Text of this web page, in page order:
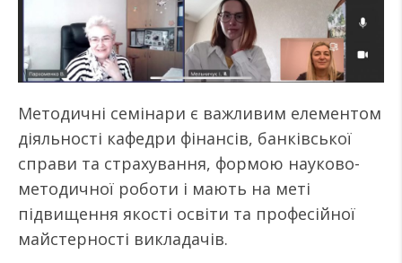
Методичні семінари є важливим елементом
діяльності кафедри фінансів, банківської
справи та страхування, формою науково-
методичної роботи і мають на меті
підвищення якості освіти та професійної
майстерності викладачів.